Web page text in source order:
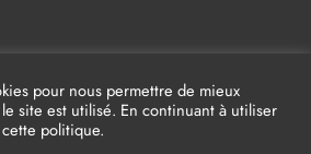
pour nous permettre de mieux
site est utilisé. En continuant à utiliser
politique.